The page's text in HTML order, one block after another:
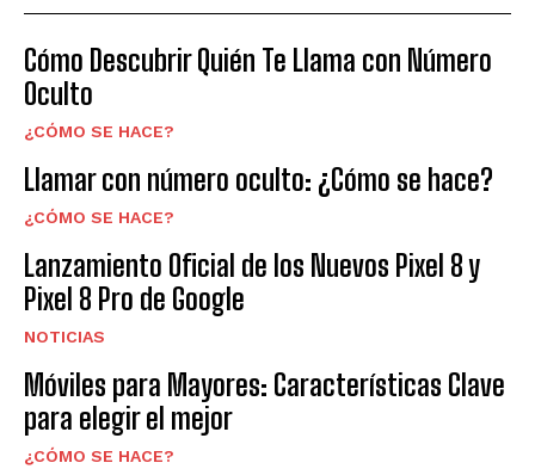
Cómo Descubrir Quién Te Llama con Número
Oculto
¿CÓMO SE HACE?
Llamar con número oculto: ¿Cómo se hace?
¿CÓMO SE HACE?
Lanzamiento Oficial de los Nuevos Pixel 8 y
Pixel 8 Pro de Google
NOTICIAS
Móviles para Mayores: Características Clave
para elegir el mejor
¿CÓMO SE HACE?